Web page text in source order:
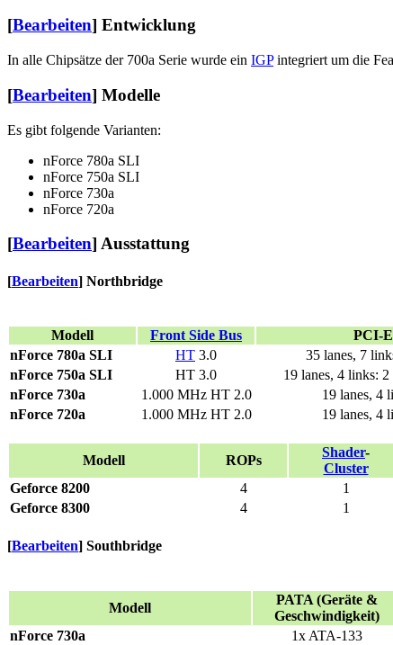
[Bearbeiten] Entwicklung
In alle Chipsätze der 700a Serie wurde ein IGPintegriert um die
[Bearbeiten] Modelle
Es gibt folgende Varianten:
nForce 780a SLI
nForce 750a SLI
nForce 730a
nForce 720a
[Bearbeiten] Ausstattung
[Bearbeiten] Northbridge
Modell
Front Side Bus PCI-
nForce 780a SLI
HT 3.0 35 lanes, 7
nForce 750a SLI
HT 3.0 19 lanes, 4 links:
nForce 730a
1.000 MHz HT 2.0 19 lanes, 4
nForce 720a
1.000 MHz HT 2.0 19 lanes, 4
Modell
ROPs
Shader-
Cluster
Geforce 8200
4 1
Geforce 8300
4 1
[Bearbeiten] Southbridge
Modell
PATA (Geräte &
Geschwindigkeit)
nForce 730a
1x ATA-133